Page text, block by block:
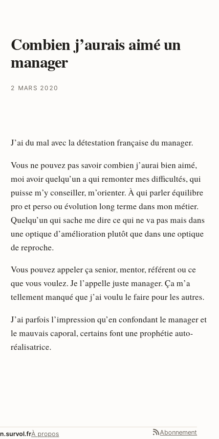
Combien j’aurais aimé un
manager
2 MARS 2020
J’ai du mal avec la détestation française du manager.
Vous ne pouvez pas savoir combien j’aurai bien aimé,
moi avoir quelqu’un a qui remonter mes difficultés, qui
puisse m’y conseiller, m’orienter. À qui parler équilibre
pro et perso ou évolution long terme dans mon métier.
Quelqu’un qui sache me dire ce qui ne va pas mais dans
une optique d’amélioration plutôt que dans une optique
de reproche.
Vous pouvez appeler ça senior, mentor, référent ou ce
que vous voulez. Je l’appelle juste manager. Ça m’a
tellement manqué que j’ai voulu le faire pour les autres.
J’ai parfois l’impression qu’en confondant le manager et
le mauvais caporal, certains font une prophétie auto-
réalisatrice.
n.survol.frÀ propos Abonnement